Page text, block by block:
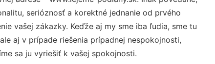
serióznosť a korektné jednanie od prvého
vašej zákazky. Keďže aj my sme iba ľudia, sme tu
aj v prípade riešenia prípadnej nespokojnosti,
sa ju vyriešiť k vašej spokojnosti.